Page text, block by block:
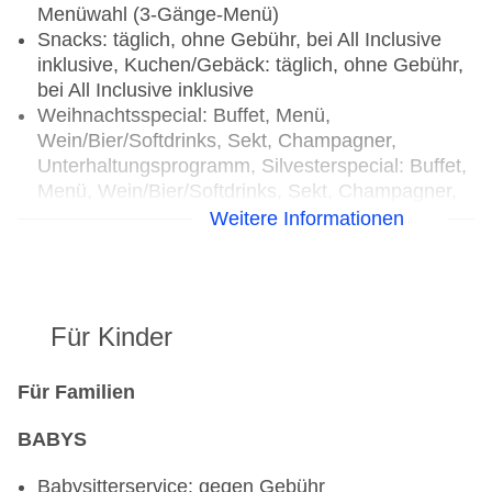
Menüwahl (3-Gänge-Menü)
Snacks: täglich, ohne Gebühr, bei All Inclusive
inklusive, Kuchen/Gebäck: täglich, ohne Gebühr,
bei All Inclusive inklusive
Weihnachtsspecial: Buffet, Menü,
Wein/Bier/Softdrinks, Sekt, Champagner,
Unterhaltungsprogramm, Silvesterspecial: Buffet,
Menü, Wein/Bier/Softdrinks, Sekt, Champagner,
Unterhaltungsprogramm, (Live-) Musik und Tanz,
vegetarische Gerichte, Buffet, à la carte, Anfrage
täglich, Kinderhochstuhl
international, à la carte, gesetztes Menü, Anfrage
Weitere Informationen
Für Kinder
Für Familien
BABYS
Babysitterservice: gegen Gebühr